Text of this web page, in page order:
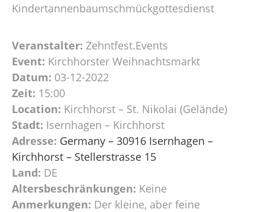
Kindertannenbaumschmückgottesdienst
Veranstalter: Zehntfest.Events
Event: Kirchhorster Weihnachtsmarkt
Datum: 03-12-2022
Zeit: 15:00
Location: Kirchhorst – St. Nikolai (Gelände)
Stadt: Isernhagen – Kirchhorst
Adresse: Germany – 30916 Isernhagen –
Kirchhorst – Stellerstrasse 15
Land: DE
Altersbeschränkungen: Keine
Anmerkungen: Der kleine, aber feine